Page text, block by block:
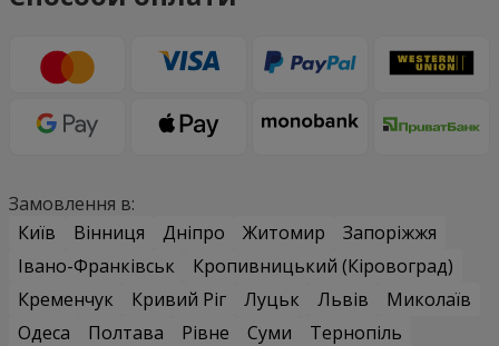
Замовлення в:
Київ
Вінниця Дніпро Житомир
Запоріжжя
Івано-Франківськ
Кропивницький (Кіровоград)
Кременчук
Кривий Ріг Луцьк Львів
Миколаїв
Одеса
Полтава Рівне Суми
Тернопіль